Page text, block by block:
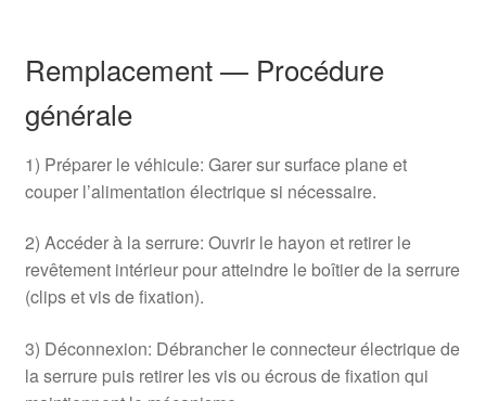
Remplacement — Procédure
générale
1) Préparer le véhicule: Garer sur surface plane et
couper l’alimentation électrique si nécessaire.
2) Accéder à la serrure: Ouvrir le hayon et retirer le
revêtement intérieur pour atteindre le boîtier de la serrure
(clips et vis de fixation).
3) Déconnexion: Débrancher le connecteur électrique de
la serrure puis retirer les vis ou écrous de fixation qui